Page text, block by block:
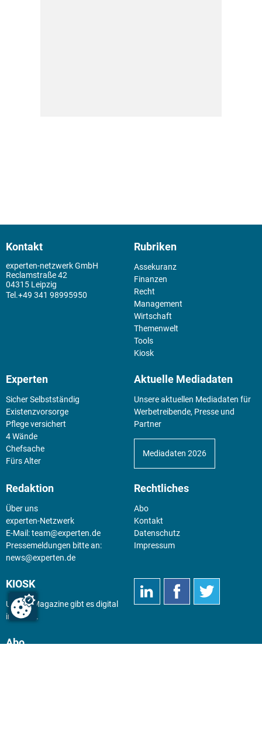
Kontakt
experten-netzwerk GmbH
Reclamstraße 42
04315 Leipzig
+49 341 98995950
Rubriken
Assekuranz
Finanzen
Recht
Management
Wirtschaft
Themenwelt
Tools
Kiosk
Experten
Sicher Selbstständig
Existenz­vorsorge
Pflege versichert
4 Wände
Chefsache
Fürs Alter
Aktuelle Mediadaten
Unsere aktuellen Mediadaten für
Werbetreibende, Presse und
Partner
Mediadaten 2026
Redaktion
Über uns
experten-Netzwerk
E-Mail:team@experten.de
Pressemeldungen bitte an:
news@experten.de
Rechtliches
Abo
Kontakt
Datenschutz
Impressum
KIOSK
Unsere Magazine gibt es digital
imKiosk .
Abo